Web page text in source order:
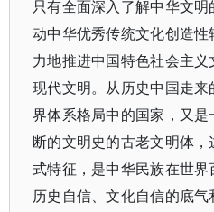
只有全面深入了解中华文
动中华优秀传统文化创造
力地推进中国特色社会主
现代文明。从历史中国走
界体系格局中的国家，又
断的文明史的古老文明体
式特征，是中华民族在世
历史自信、文化自信的底